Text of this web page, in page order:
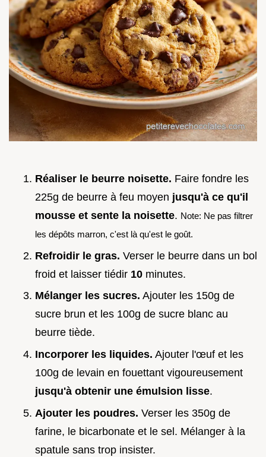
Réaliser le beurre noisette. Faire fondre les
225g de beurre à feu moyen jusqu'à ce qu'il
mousse et sente la noisette. Note: Ne pas filtrer
les dépôts marron, c'est là qu'est le goût.
Refroidir le gras. Verser le beurre dans un bol
froid et laisser tiédir 10 minutes.
Mélanger les sucres. Ajouter les 150g de
sucre brun et les 100g de sucre blanc au
beurre tiède.
Incorporer les liquides. Ajouter l'œuf et les
100g de levain en fouettant vigoureusement
jusqu'à obtenir une émulsion lisse.
Ajouter les poudres. Verser les 350g de
farine, le bicarbonate et le sel. Mélanger à la
spatule sans trop insister.